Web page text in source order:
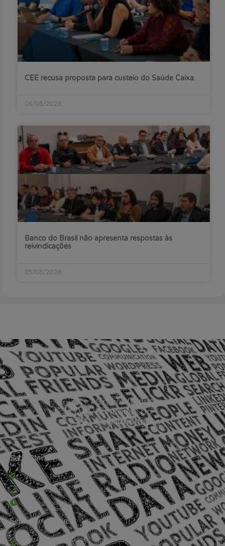
CEE recusa proposta para custeio do Saúde Caixa
06/08/2026
Banco do Brasil não apresenta respostas às
reivindicações
05/08/2026
Sede Barra Mansa
Rua Rio Branco, nº107 (2º andar), Centro - Cep: 27.330-030
(24) 3323-2848 ou (24) 3323-2500
De segunda à sexta-feira , das 9h às 17h.
Sede Campestre:
Estrada Governador Chagas Freitas – 3.780 – Colônia Santo